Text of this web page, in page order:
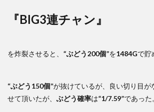
『BIG3連チャン』
を炸裂させると、 “ぶどう200個”を1484Gで貯
“ぶどう150個”が抜けているが、良い切り目が
せて頂いたが、 ぶどう確率は“1/7.59”であった